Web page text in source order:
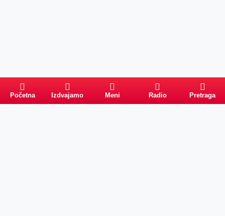
Početna Izdvajamo Meni Radio Pretraga